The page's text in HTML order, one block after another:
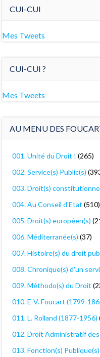
CUI-CUI
Mes Tweets
CUI-CUI ?
Mes Tweets
AU MENU DES
001. Unité du Droit ! (265)
002. Service(s) Public(s)
003. Droit(s)
004. Au Conseil d'Etat (510)
005. Droit(s) européen(s)
006. Méditerranée(s) (37)
007. Histoire(s) du droit
008. Chronique(s) d'un
009. Méthodo(s) du Droit
010. E-V. Foucart (1799-
011. L. Rolland (1877-1956)
012. Droit Administratif des
013. Fonction(s) Publique(s)